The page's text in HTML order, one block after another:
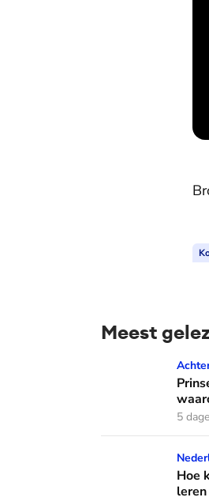
Meest
Prinses Amalia
5
Hoe koning
Hoe